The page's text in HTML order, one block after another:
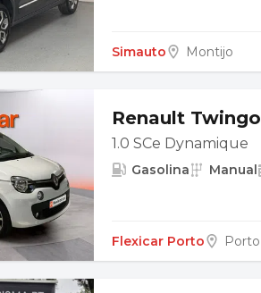
Simauto Montijo
Renault Twingo
1.0 SCe Dynamique
Gasolina Manual
Flexicar Porto Porto